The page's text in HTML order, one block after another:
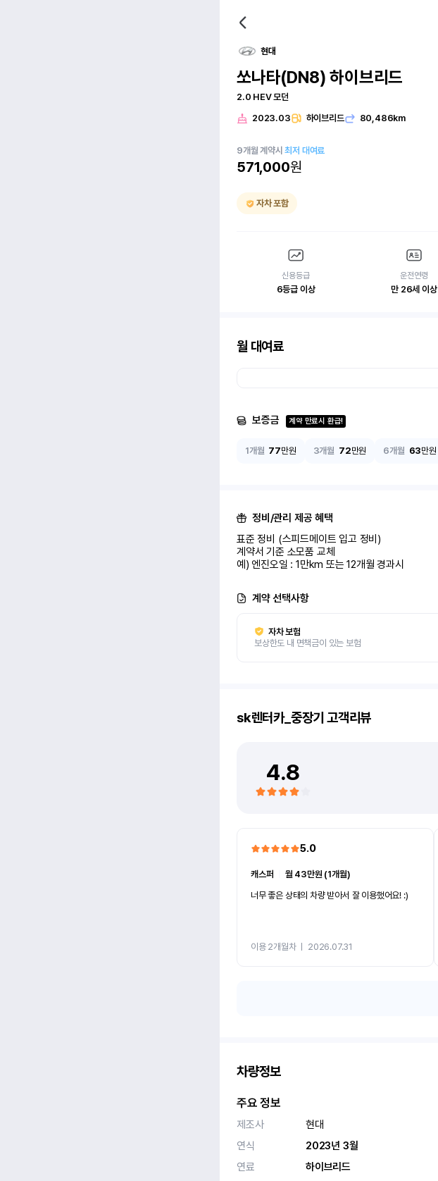
현대
쏘나타(DN8) 하이브리드
2.0 HEV 모던
2023.03 하이브리드 80,486km
9개월 계약시최저 대여료
571,000원
자차 포함
신용등급
6등급 이상
운전연령
만 26세 이상
월 대여료
보증금 계약 만료시 환급!
1개월 77만원 3개월 72만원 6개월 63만원
정비/관리 제공 혜택
표준 정비 (스피드메이트 입고 정비)
계약서 기준 소모품 교체
예) 엔진오일 : 1만km 또는 12개월 경과시
계약 선택사항
자차 보험
보상한도 내 면책금이 있는 보험
sk렌터카_중장기 고객리뷰
4.8
5.0
캐스퍼
월 43만원 (1개월)
너무 좋은 상태의 차량 받아서 잘 이용했어요! :)
이용 2개월차ㅣ 2026.07.31
차량정보
주요 정보
제조사
현대
연식
2023년 3월
연료
하이브리드